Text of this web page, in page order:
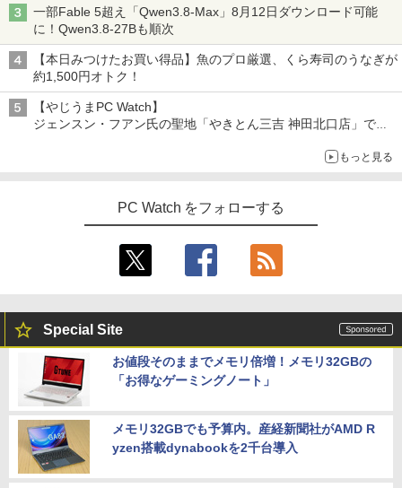
一部Fable 5超え「Qwen3.8-Max」8月12日ダウンロード可能
に！Qwen3.8-27Bも順次
【本日みつけたお買い得品】魚のプロ厳選、くら寿司のうなぎが
約1,500円オトク！
【やじうまPC Watch】
ジェンスン・フアン氏の聖地「やきとん三吉 神田北口店」で
～コース名を変更したのはNVIDIAに怒られたからではないもっと見る
PC Watch をフォローする
Special Site
お値段そのままでメモリ倍増！メモリ32GBの
「お得なゲーミングノート」
メモリ32GBでも予算内。産経新聞社がAMD R
yzen搭載dynabookを2千台導入